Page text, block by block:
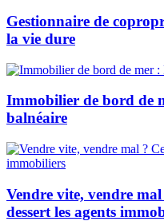
Gestionnaire de
la vie dure
Immobilier de bord de
balnéaire
Vendre vite, vendre
dessert les agents